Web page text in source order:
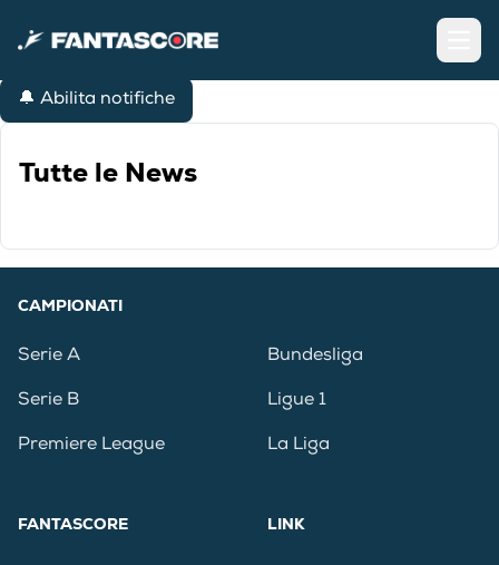
🔔 Abilita notifiche
Tutte le News
CAMPIONATI
Serie A
Serie B
Premiere League
Bundesliga
Ligue 1
La Liga
FANTASCORE LINK